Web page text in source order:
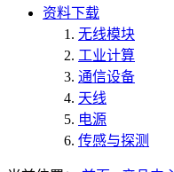
资料下载
无线模块
工业计算
通信设备
天线
电源
传感与探测